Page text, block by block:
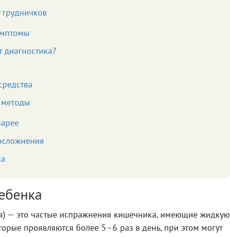
грудничков
диагностика?
— это частые испражнения кишечника, имеющие жидкую
проявляются более 5–6 раз в день, при этом могут